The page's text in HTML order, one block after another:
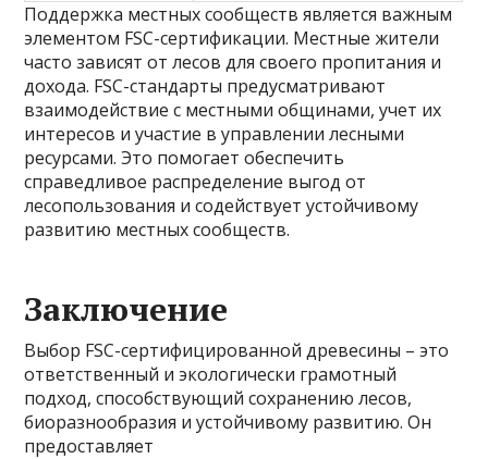
Поддержка местных сообществ является важным
элементом FSC-сертификации. Местные жители
часто зависят от лесов для своего пропитания и
дохода. FSC-стандарты предусматривают
взаимодействие с местными общинами, учет их
интересов и участие в управлении лесными
ресурсами. Это помогает обеспечить
справедливое распределение выгод от
лесопользования и содействует устойчивому
развитию местных сообществ.
Заключение
Выбор FSC-сертифицированной древесины – это
ответственный и экологически грамотный
подход, способствующий сохранению лесов,
биоразнообразия и устойчивому развитию. Он
предоставляет